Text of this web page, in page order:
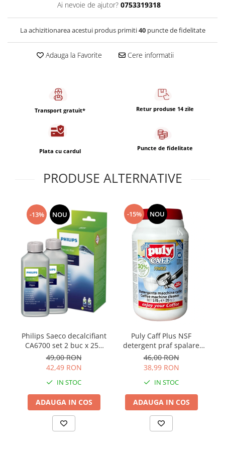
Capsule de Cafea
Cafea macinata
Ai nevoie de ajutor? 0753319318
La achizitionarea acestui produs primiti40puncte de fidelitate
Adauga la Favorite Cere informatii
Transport gratuit* Retur produse 14 zile
Plata cu cardul Puncte de fidelitate
PRODUSE ALTERNATIVE
-13% NOU
Philips Saeco decalcifiant
CA6700 set 2 buc x 250
ml
49,00 RON
42,49 RON
IN STOC
ADAUGA IN COS
-15% NOU
Puly Caff Plus NSF
detergent praf spalare
grup cafea 570g
46,00 RON
38,99 RON
IN STOC
ADAUGA IN COS